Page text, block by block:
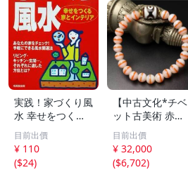
実践！家づくり風
水 幸せをつくる
家とインテリア/
浅野八郎(著者)
目前出價
¥ 110
($24)
【中古文化*チベ
ット古美術 赤縞
天眼瑪瑙丸珠 天
地天珠組み合わせ
ブレスレット 縞
瑪瑙 古玩 アンテ
目前出價
¥ 32,000
($6,702)